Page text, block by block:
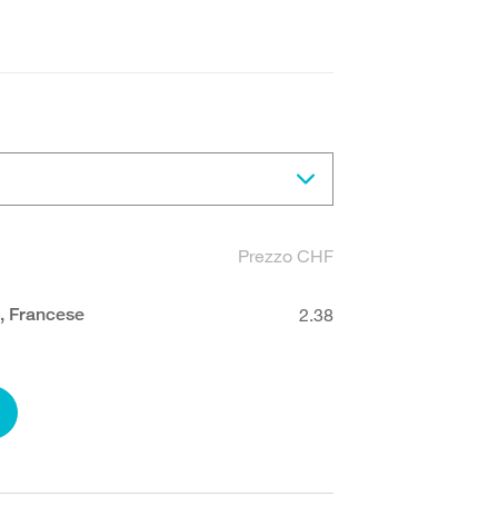
Prezzo CHF
Francese 2.38